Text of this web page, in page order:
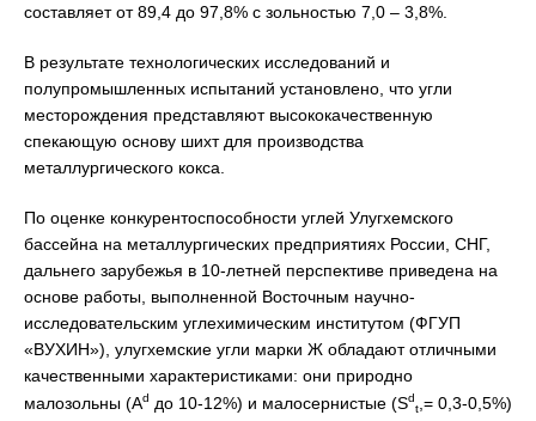
составляет от 89,4 до 97,8% с зольностью 7,0 – 3,8%.
В результате технологических исследований и
полупромышленных испытаний установлено, что угли
месторождения представляют высококачественную
спекающую основу шихт для производства
металлургического кокса.
По оценке конкурентоспособности углей Улугхемского
бассейна на металлургических предприятиях России, СНГ,
дальнего зарубежья в 10-летней перспективе приведена на
основе работы, выполненной Восточным научно-
исследовательским углехимическим институтом (ФГУП
«ВУХИН»), улугхемские угли марки Ж обладают отличными
качественными харак­теристиками: они природно
малозольны (Ad до 10-12%) и малосернистые (Sd
t ,= 0,3-0,5%)